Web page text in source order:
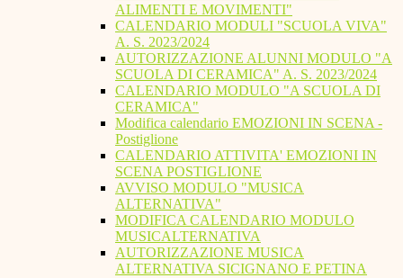
ALIMENTI E MOVIMENTI"
CALENDARIO MODULI "SCUOLA VIVA"
A. S. 2023/2024
AUTORIZZAZIONE ALUNNI MODULO "A
SCUOLA DI CERAMICA" A. S. 2023/2024
CALENDARIO MODULO "A SCUOLA DI
CERAMICA"
Modifica calendario EMOZIONI IN SCENA -
Postiglione
CALENDARIO ATTIVITA' EMOZIONI IN
SCENA POSTIGLIONE
AVVISO MODULO "MUSICA
ALTERNATIVA"
MODIFICA CALENDARIO MODULO
MUSICALTERNATIVA
AUTORIZZAZIONE MUSICA
ALTERNATIVA SICIGNANO E PETINA